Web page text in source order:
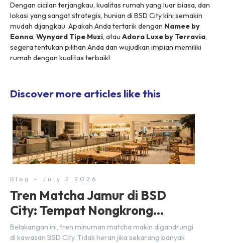
Dengan cicilan terjangkau, kualitas rumah yang luar biasa, dan
lokasi yang sangat strategis, hunian di BSD City kini semakin
mudah dijangkau. Apakah Anda tertarik dengan Namee by
Eonna, Wynyard Tipe Muzi, atau Adora Luxe by Terravia,
segera tentukan pilihan Anda dan wujudkan impian memiliki
rumah dengan kualitas terbaik!
Discover more articles like this
Blog - July 2 2026
Tren Matcha Jamur di BSD
City: Tempat Nongkrong
Estetik Dekat Hunian
Belakangan ini, tren minuman matcha makin digandrungi
di kawasan BSD City. Tidak heran jika sekarang banyak